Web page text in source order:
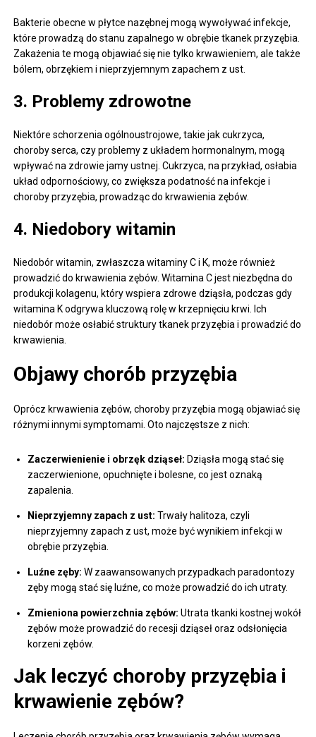
Bakterie obecne w płytce nazębnej mogą wywoływać infekcje,
które prowadzą do stanu zapalnego w obrębie tkanek przyzębia.
Zakażenia te mogą objawiać się nie tylko krwawieniem, ale także
bólem, obrzękiem i nieprzyjemnym zapachem z ust.
3. Problemy zdrowotne
Niektóre schorzenia ogólnoustrojowe, takie jak cukrzyca,
choroby serca, czy problemy z układem hormonalnym, mogą
wpływać na zdrowie jamy ustnej. Cukrzyca, na przykład, osłabia
układ odpornościowy, co zwiększa podatność na infekcje i
choroby przyzębia, prowadząc do krwawienia zębów.
4. Niedobory witamin
Niedobór witamin, zwłaszcza witaminy C i K, może również
prowadzić do krwawienia zębów. Witamina C jest niezbędna do
produkcji kolagenu, który wspiera zdrowe dziąsła, podczas gdy
witamina K odgrywa kluczową rolę w krzepnięciu krwi. Ich
niedobór może osłabić struktury tkanek przyzębia i prowadzić do
krwawienia.
Objawy chorób przyzębia
Oprócz krwawienia zębów, choroby przyzębia mogą objawiać się
różnymi innymi symptomami. Oto najczęstsze z nich:
Zaczerwienienie i obrzęk dziąseł: Dziąsła mogą stać się
zaczerwienione, opuchnięte i bolesne, co jest oznaką
zapalenia.
Nieprzyjemny zapach z ust: Trwały halitoza, czyli
nieprzyjemny zapach z ust, może być wynikiem infekcji w
obrębie przyzębia.
Luźne zęby: W zaawansowanych przypadkach paradontozy
zęby mogą stać się luźne, co może prowadzić do ich utraty.
Zmieniona powierzchnia zębów: Utrata tkanki kostnej wokół
zębów może prowadzić do recesji dziąseł oraz odsłonięcia
korzeni zębów.
Jak leczyć choroby przyzębia i
krwawienie zębów?